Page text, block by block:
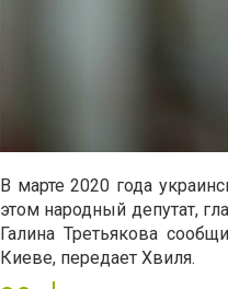
В марте 2020 года
этом народный депутат,
Галина Третьякова
Киеве, передает Хвиля.